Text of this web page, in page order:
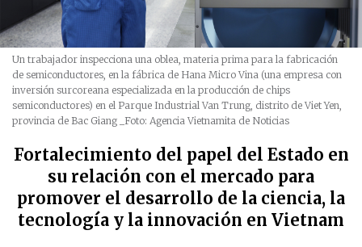
Un trabajador inspecciona una oblea, materia prima para la fabricación
de semiconductores, en la fábrica de Hana Micro Vina (una empresa con
inversión surcoreana especializada en la producción de chips
semiconductores) en el Parque Industrial Van Trung, distrito de Viet Yen,
provincia de Bac Giang
_Foto: Agencia Vietnamita de Noticias
Fortalecimiento del papel del Estado en
su relación con el mercado para
promover el desarrollo de la ciencia, la
tecnología y la innovación en Vietnam